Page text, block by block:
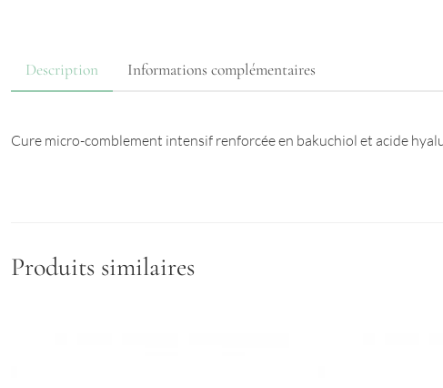
Description Informations complémentaires
Cure micro-comblement intensif renforcée en bakuchiol et acide
Produits similaires